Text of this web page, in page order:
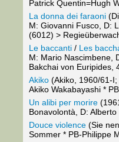
Patrick Quentin=Hugh
La donna dei faraoni
M: Giovanni Fusco, D:
(6012) >
Le baccanti / Les
M: Mario Nascimbene,
Bakchai von Euripides,
Akiko (Akiko, 1960/61-
Akiko Wakabayashi *
Un alibi per morire
Bonavolontà, D:
Douce violence (Sie
Sommer * PB-Philippe